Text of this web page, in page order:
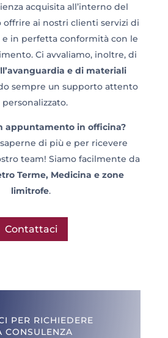
acquisita all’interno del
offrire ai nostri clienti servizi di
e in perfetta conformità con le
Ci avvaliamo, inoltre, di
e di materiali
sempre un supporto attento
personalizzato.
appuntamento in officina?
di più e per ricevere
team! Siamo facilmente da
Terme, Medicina e zone
limitrofe.
Contattaci
PER RICHIEDERE
CONSULENZA